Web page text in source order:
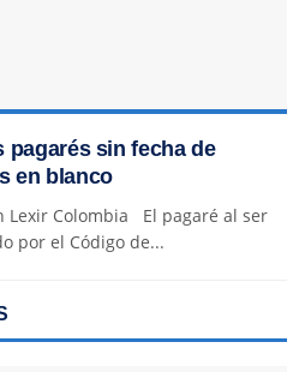
pagarés sin fecha de
en blanco
Lexir Colombia El pagaré al ser
por el Código de...